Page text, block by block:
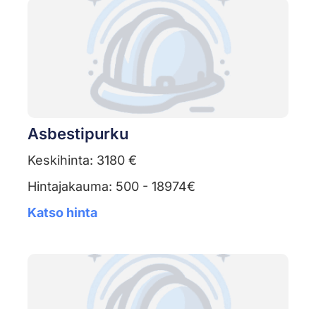
Asbestipurku
Keskihinta: 3180 €
Hintajakauma: 500 - 18974€
Katso hinta